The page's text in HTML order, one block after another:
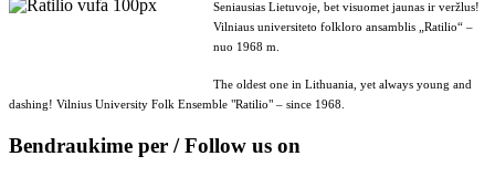
Seniausias Lietuvoje, bet visuomet jaunas ir veržlus!
Vilniaus universiteto folkloro ansamblis „Ratilio“ –
nuo 1968 m.
The oldest one in Lithuania, yet always young and
dashing! Vilnius University Folk Ensemble "Ratilio" – since 1968.
Bendraukime per / Follow us on